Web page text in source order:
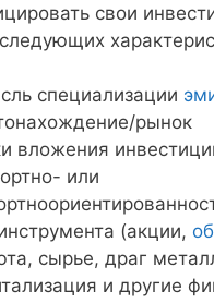
свои
специализации
рынок
вложения
или
(акции,
сырье, драг
и другие